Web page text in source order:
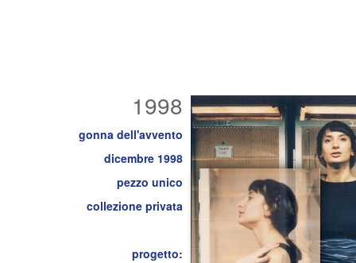
1998
gonna dell'avvento
dicembre 1998
pezzo unico
collezione privata
progetto: